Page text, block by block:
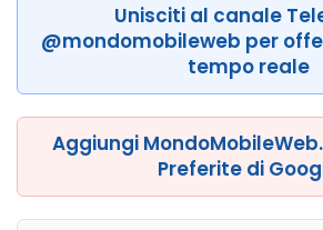
Unisciti al canale
@mondomobileweb per
tempo reale
Aggiungi
Preferite di